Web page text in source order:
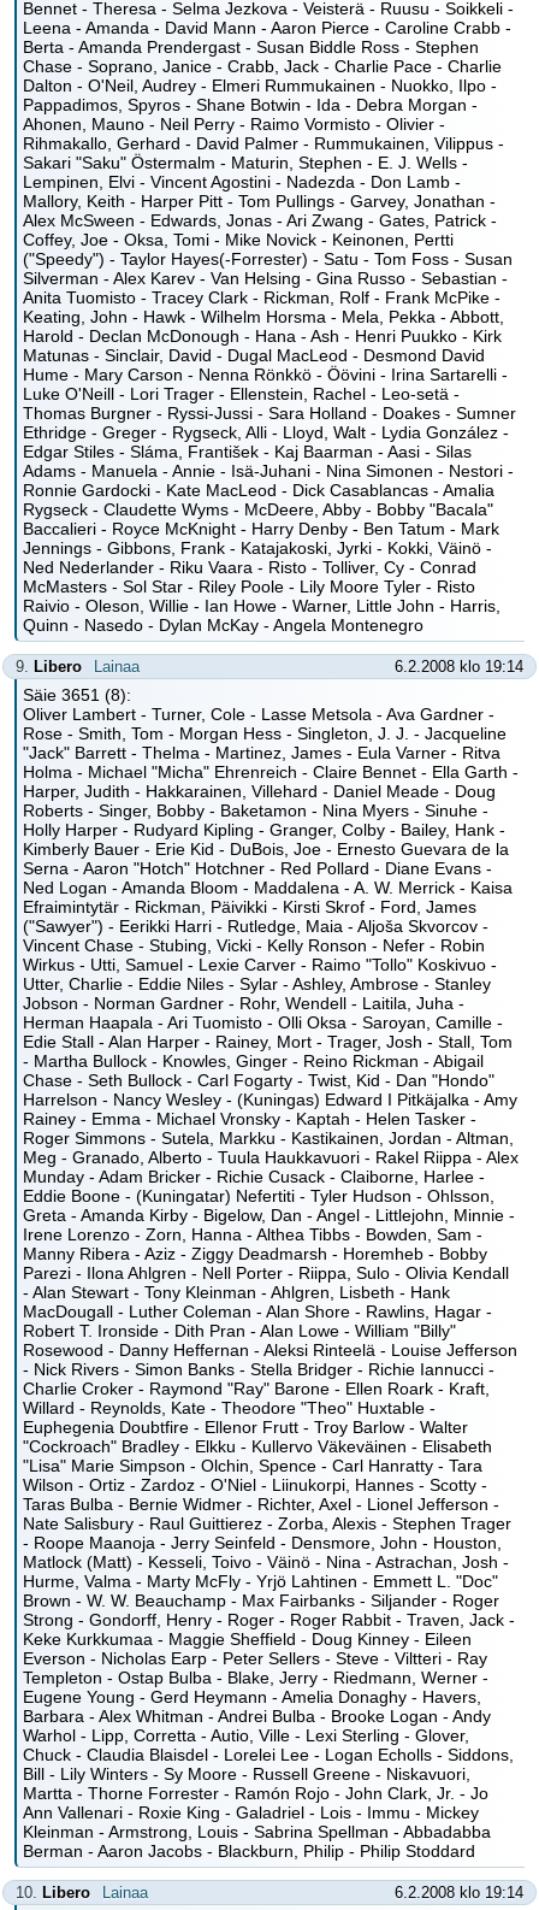
Bennet - Theresa - Selma Jezkova - Veisterä - Ruusu - Soikkeli -
Leena - Amanda - David Mann - Aaron Pierce - Caroline Crabb -
Berta - Amanda Prendergast - Susan Biddle Ross - Stephen
Chase - Soprano, Janice - Crabb, Jack - Charlie Pace - Charlie
Dalton - O'Neil, Audrey - Elmeri Rummukainen - Nuokko, Ilpo -
Pappadimos, Spyros - Shane Botwin - Ida - Debra Morgan -
Ahonen, Mauno - Neil Perry - Raimo Vormisto - Olivier -
Rihmakallo, Gerhard - David Palmer - Rummukainen, Vilippus -
Sakari "Saku" Östermalm - Maturin, Stephen - E. J. Wells -
Lempinen, Elvi - Vincent Agostini - Nadezda - Don Lamb -
Mallory, Keith - Harper Pitt - Tom Pullings - Garvey, Jonathan -
Alex McSween - Edwards, Jonas - Ari Zwang - Gates, Patrick -
Coffey, Joe - Oksa, Tomi - Mike Novick - Keinonen, Pertti
("Speedy") - Taylor Hayes(-Forrester) - Satu - Tom Foss - Susan
Silverman - Alex Karev - Van Helsing - Gina Russo - Sebastian -
Anita Tuomisto - Tracey Clark - Rickman, Rolf - Frank McPike -
Keating, John - Hawk - Wilhelm Horsma - Mela, Pekka - Abbott,
Harold - Declan McDonough - Hana - Ash - Henri Puukko - Kirk
Matunas - Sinclair, David - Dugal MacLeod - Desmond David
Hume - Mary Carson - Nenna Rönkkö - Öövini - Irina Sartarelli -
Luke O'Neill - Lori Trager - Ellenstein, Rachel - Leo-setä -
Thomas Burgner - Ryssi-Jussi - Sara Holland - Doakes - Sumner
Ethridge - Greger - Rygseck, Alli - Lloyd, Walt - Lydia González -
Edgar Stiles - Sláma, František - Kaj Baarman - Aasi - Silas
Adams - Manuela - Annie - Isä-Juhani - Nina Simonen - Nestori -
Ronnie Gardocki - Kate MacLeod - Dick Casablancas - Amalia
Rygseck - Claudette Wyms - McDeere, Abby - Bobby "Bacala"
Baccalieri - Royce McKnight - Harry Denby - Ben Tatum - Mark
Jennings - Gibbons, Frank - Katajakoski, Jyrki - Kokki, Väinö -
Ned Nederlander - Riku Vaara - Risto - Tolliver, Cy - Conrad
McMasters - Sol Star - Riley Poole - Lily Moore Tyler - Risto
Raivio - Oleson, Willie - Ian Howe - Warner, Little John - Harris,
Quinn - Nasedo - Dylan McKay - Angela Montenegro
9. Libero Lainaa 6.2.2008 klo 19:14
Säie 3651 (8):
Oliver Lambert - Turner, Cole - Lasse Metsola - Ava Gardner -
Rose - Smith, Tom - Morgan Hess - Singleton, J. J. - Jacqueline
"Jack" Barrett - Thelma - Martinez, James - Eula Varner - Ritva
Holma - Michael "Micha" Ehrenreich - Claire Bennet - Ella Garth -
Harper, Judith - Hakkarainen, Villehard - Daniel Meade - Doug
Roberts - Singer, Bobby - Baketamon - Nina Myers - Sinuhe -
Holly Harper - Rudyard Kipling - Granger, Colby - Bailey, Hank -
Kimberly Bauer - Erie Kid - DuBois, Joe - Ernesto Guevara de la
Serna - Aaron "Hotch" Hotchner - Red Pollard - Diane Evans -
Ned Logan - Amanda Bloom - Maddalena - A. W. Merrick - Kaisa
Efraimintytär - Rickman, Päivikki - Kirsti Skrof - Ford, James
("Sawyer") - Eerikki Harri - Rutledge, Maia - Aljoša Skvorcov -
Vincent Chase - Stubing, Vicki - Kelly Ronson - Nefer - Robin
Wirkus - Utti, Samuel - Lexie Carver - Raimo "Tollo" Koskivuo -
Utter, Charlie - Eddie Niles - Sylar - Ashley, Ambrose - Stanley
Jobson - Norman Gardner - Rohr, Wendell - Laitila, Juha -
Herman Haapala - Ari Tuomisto - Olli Oksa - Saroyan, Camille -
Edie Stall - Alan Harper - Rainey, Mort - Trager, Josh - Stall, Tom
- Martha Bullock - Knowles, Ginger - Reino Rickman - Abigail
Chase - Seth Bullock - Carl Fogarty - Twist, Kid - Dan "Hondo"
Harrelson - Nancy Wesley - (Kuningas) Edward I Pitkäjalka - Amy
Rainey - Emma - Michael Vronsky - Kaptah - Helen Tasker -
Roger Simmons - Sutela, Markku - Kastikainen, Jordan - Altman,
Meg - Granado, Alberto - Tuula Haukkavuori - Rakel Riippa - Alex
Munday - Adam Bricker - Richie Cusack - Claiborne, Harlee -
Eddie Boone - (Kuningatar) Nefertiti - Tyler Hudson - Ohlsson,
Greta - Amanda Kirby - Bigelow, Dan - Angel - Littlejohn, Minnie -
Irene Lorenzo - Zorn, Hanna - Althea Tibbs - Bowden, Sam -
Manny Ribera - Aziz - Ziggy Deadmarsh - Horemheb - Bobby
Parezi - Ilona Ahlgren - Nell Porter - Riippa, Sulo - Olivia Kendall
- Alan Stewart - Tony Kleinman - Ahlgren, Lisbeth - Hank
MacDougall - Luther Coleman - Alan Shore - Rawlins, Hagar -
Robert T. Ironside - Dith Pran - Alan Lowe - William "Billy"
Rosewood - Danny Heffernan - Aleksi Rinteelä - Louise Jefferson
- Nick Rivers - Simon Banks - Stella Bridger - Richie Iannucci -
Charlie Croker - Raymond "Ray" Barone - Ellen Roark - Kraft,
Willard - Reynolds, Kate - Theodore "Theo" Huxtable -
Euphegenia Doubtfire - Ellenor Frutt - Troy Barlow - Walter
"Cockroach" Bradley - Elkku - Kullervo Väkeväinen - Elisabeth
"Lisa" Marie Simpson - Olchin, Spence - Carl Hanratty - Tara
Wilson - Ortiz - Zardoz - O'Niel - Liinukorpi, Hannes - Scotty -
Taras Bulba - Bernie Widmer - Richter, Axel - Lionel Jefferson -
Nate Salisbury - Raul Guittierez - Zorba, Alexis - Stephen Trager
- Roope Maanoja - Jerry Seinfeld - Densmore, John - Houston,
Matlock (Matt) - Kesseli, Toivo - Väinö - Nina - Astrachan, Josh -
Hurme, Valma - Marty McFly - Yrjö Lahtinen - Emmett L. "Doc"
Brown - W. W. Beauchamp - Max Fairbanks - Siljander - Roger
Strong - Gondorff, Henry - Roger - Roger Rabbit - Traven, Jack -
Keke Kurkkumaa - Maggie Sheffield - Doug Kinney - Eileen
Everson - Nicholas Earp - Peter Sellers - Steve - Viltteri - Ray
Templeton - Ostap Bulba - Blake, Jerry - Riedmann, Werner -
Eugene Young - Gerd Heymann - Amelia Donaghy - Havers,
Barbara - Alex Whitman - Andrei Bulba - Brooke Logan - Andy
Warhol - Lipp, Corretta - Autio, Ville - Lexi Sterling - Glover,
Chuck - Claudia Blaisdel - Lorelei Lee - Logan Echolls - Siddons,
Bill - Lily Winters - Sy Moore - Russell Greene - Niskavuori,
Martta - Thorne Forrester - Ramón Rojo - John Clark, Jr. - Jo
Ann Vallenari - Roxie King - Galadriel - Lois - Immu - Mickey
Kleinman - Armstrong, Louis - Sabrina Spellman - Abbadabba
Berman - Aaron Jacobs - Blackburn, Philip - Philip Stoddard
10. Libero Lainaa 6.2.2008 klo 19:14